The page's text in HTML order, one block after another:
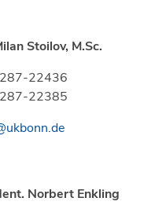
Stoilov, M.Sc.
22436
22385
Norbert Enkling